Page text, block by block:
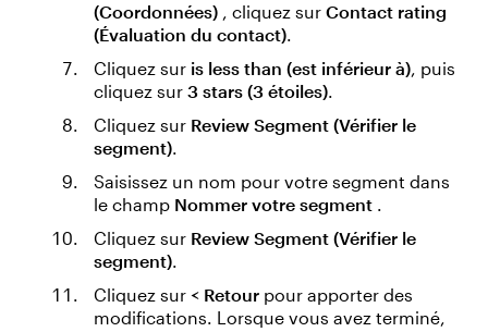
(Coordonnées) , cliquez sur Contact rating
(Évaluation du contact).
Cliquez sur is less than (est inférieur à), puis
cliquez sur 3 stars (3 étoiles).
Cliquez sur Review Segment (Vérifier le
segment).
Saisissez un nom pour votre segment dans
le champ Nommer votre segment .
Cliquez sur Review Segment (Vérifier le
segment).
Cliquez sur < Retour pour apporter des
modifications. Lorsque vous avez terminé,